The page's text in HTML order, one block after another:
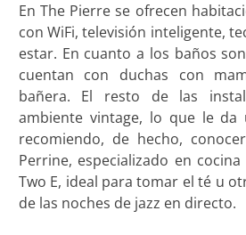
En The Pierre se ofrecen
con WiFi, televisión inteligente,
estar. En cuanto a los baños
cuentan con duchas con
bañera. El resto de las
ambiente vintage, lo que le da
recomiendo, de hecho,
Perrine, especializado en
Two E, ideal para tomar el té u
de las noches de jazz en directo.